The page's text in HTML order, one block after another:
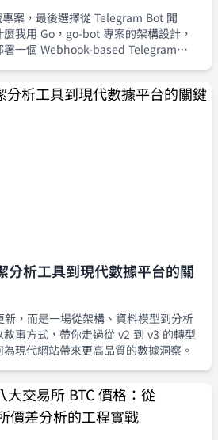
案，最後選擇從 Telegram Bot 開
我用 Go，go-bot 專案的架構設計，
署一個 Webhook-based Telegram
析工具到現代數據平台的關
，而是一場從架構、資料模型到分析
事方式，帶你走過從 v2 到 v3 的轉型
現代網站帶來更高品質的數據洞察。